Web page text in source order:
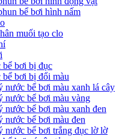
bể bơi hình nấm
muối tạo clo
bơi bị đục
bơi bị đổi màu
nước bể bơi màu xanh lá cây
nước bể bơi màu vàng
nước bể bơi màu xanh đen
nước bể bơi màu đen
nước bể bơi trắng đục lờ lờ